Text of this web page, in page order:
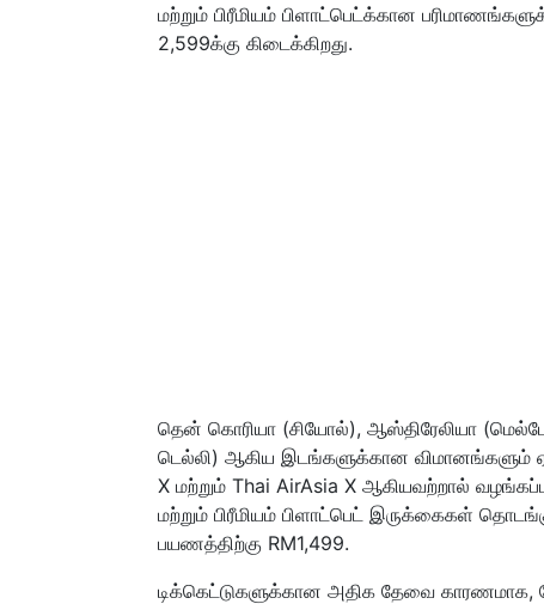
மற்றும் பிரீமியம் பிளாட்பெட்க்கான
2,599க்கு கிடைக்கிறது.
தென் கொரியா (சியோல்), ஆஸ்திரேலியா
டெல்லி) ஆகிய இடங்களுக்கான விமானங்களும்
X மற்றும் Thai AirAsia X ஆகியவற்றால்
மற்றும் பிரீமியம் பிளாட்பெட் இருக்கைகள்
பயணத்திற்கு RM1,499.
டிக்கெட்டுகளுக்கான அதிக தேவை காரணமாக,